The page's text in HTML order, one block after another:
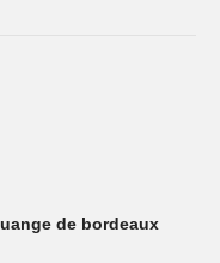
de bordeaux